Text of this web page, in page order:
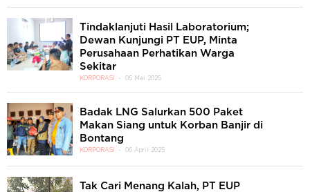
Tindaklanjuti Hasil Laboratorium;
Dewan Kunjungi PT EUP, Minta
Perusahaan Perhatikan Warga
Sekitar
KORPORASI 05 Mei 2025
Badak LNG Salurkan 500 Paket
Makan Siang untuk Korban Banjir di
Bontang
KORPORASI 06 April 2025
Tak Cari Menang Kalah, PT EUP